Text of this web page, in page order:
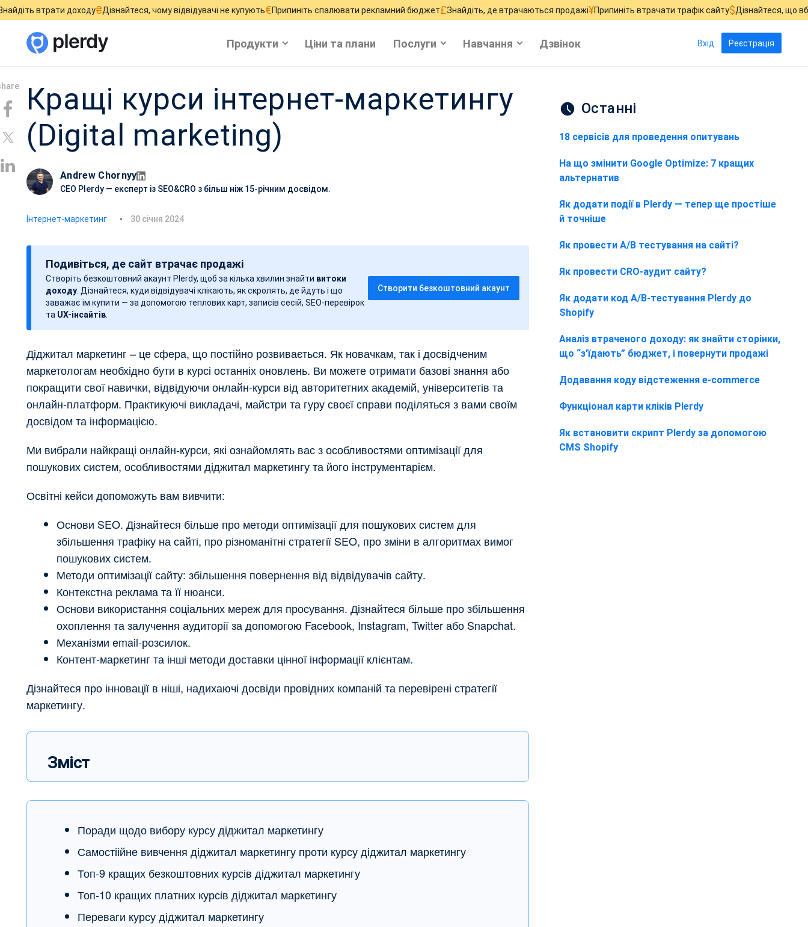
доходу₴Дізнайтеся, чому відвідувачі не купують€Припиніть спалювати рекламний бюджет£Знайдіть, де втрачаються продажі¥Припиніть втрачати трафік сайту$Дізнайтеся, що вбиває
Продукти Ціни та плани Послуги Навчання Дзвінок Вхід Реєстрація
Кращі курси інтернет-маркетингу
(Digital marketing)
Andrew Chornyy
CEO Plerdy — експерт із SEO&CRO з більш ніж 15-річним досвідом.
Інтернет-маркетинг
Д
а
з
а
и
30 січня 2024
Подивіться, де сайт втрачає продажі
Створіть безкоштовний акаунт Plerdy, щоб за кілька хвилин знайти витоки
доходу . Дізнайтеся, куди відвідувачі клікають, як скролять, де йдуть і що
заважає їм купити — за допомогою теплових карт, записів сесій, SEO-перевірок
та UX-інсайтів
Створити безкоштовний акаунт
Діджитал маркетинг – це сфера, що постійно розвивається. Як новачкам, так і досвідченим
маркетологам необхідно бути в курсі останніх оновлень. Ви можете отримати базові знання або
покращити свої навички, відвідуючи онлайн-курси від авторитетних академій, університетів та
онлайн-платформ. Практикуючі викладачі, майстри та гуру своєї справи поділяться з вами своїм
досвідом та інформацією.
Ми вибрали найкращі онлайн-курси, які ознайомлять вас з особливостями оптимізації для
пошукових систем, особливостями діджитал маркетингу та його інструментарієм.
Освітні кейси допоможуть вам вивчити:
Основи SEO. Дізнайтеся більше про методи оптимізації для пошукових систем для
збільшення трафіку на сайті, про різноманітні стратегії SEO, про зміни в алгоритмах вимог
пошукових систем.
Методи оптимізації сайту: збільшення повернення від відвідувачів сайту.
Контекстна реклама та її нюанси.
Основи використання соціальних мереж для просування. Дізнайтеся більше про збільшення
охоплення та залучення аудиторії за допомогою Facebook, Instagram, Twitter або Snapchat.
Механізми email-розсилок.
Контент-маркетинг та інші методи доставки цінної інформації клієнтам.
Дізнайтеся про інновації в ніші, надихаючі досвіди провідних компаній та перевірені стратегії
маркетингу.
Зміст
Поради щодо вибору курсу діджитал маркетингу
Самостіійне вивчення діджитал маркетингу проти курсу діджитал маркетингу
Топ-9 кращих безкоштовних курсів діджитал маркетингу
Топ-10 кращих платних курсів діджитал маркетингу
Переваги курсу діджитал маркетингу
Останні
18 сервісів для проведення опитувань
На що змінити Google Optimize: 7 кращих
альтернатив
Як додати події в Plerdy — тепер ще простіше
й точніше
Як провести A/B тестування на сайті?
Як провести CRO-аудит сайту?
Як додати код A/B-тестування Plerdy до
Shopify
Аналіз втраченого доходу: як знайти сторінки,
що “з’їдають” бюджет, і повернути продажі
Додавання коду відстеження e-commerce
Функціонал карти кліків Plerdy
Як встановити скрипт Plerdy за допомогою
CMS Shopify